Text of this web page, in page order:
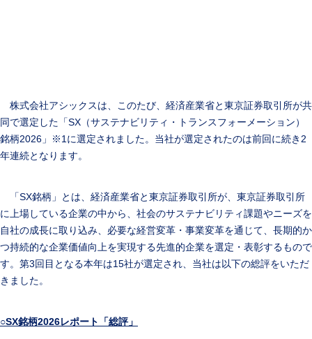
株式会社アシックスは、このたび、経済産業省と東京証券取引所が共
同で選定した「SX（サステナビリティ・トランスフォーメーション）
銘柄2026」※1に選定されました。当社が選定されたのは前回に続き2
年連続となります。
「SX銘柄」とは、経済産業省と東京証券取引所が、東京証券取引所
に上場している企業の中から、社会のサステナビリティ課題やニーズを
自社の成長に取り込み、必要な経営変革・事業変革を通じて、長期的か
つ持続的な企業価値向上を実現する先進的企業を選定・表彰するもので
す。第3回目となる本年は15社が選定され、当社は以下の総評をいただ
きました。
○SX銘柄2026レポート「総評」